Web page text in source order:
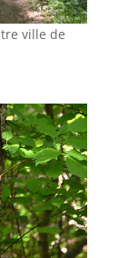
ville de